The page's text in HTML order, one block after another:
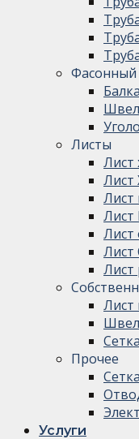
Фасонный
Листы
Лист
Лист
Лист
Лист
Лист
Лист
Лист
Лист
Прочее
Услуги